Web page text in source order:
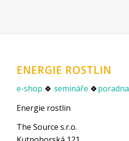
ENERGIE ROSTLIN
e-shop 🍀 semináře 🍀poradna
Energie rostlin
The Source s.r.o.